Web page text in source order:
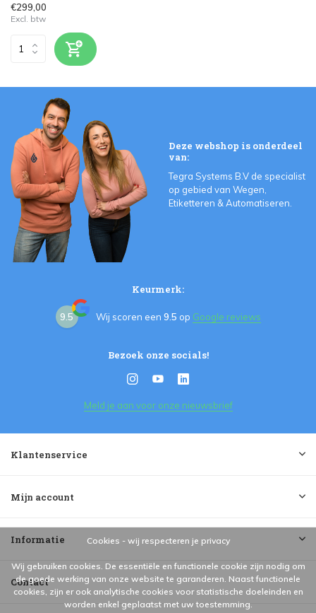
€299,00
Excl. btw
Deze webshop is onderdeel
van:
Tegra Systems B.V de specialist
op gebied van Wegen,
Etiketteren & Automatiseren.
Keurmerk:
9.5 Wij scoren een 9.5 op Google reviews
Bezoek onze socials!
Meld je aan voor onze nieuwsbrief
Klantenservice
Mijn account
Informatie
Contact
Cookies - wij respecteren je privacy
Wij gebruiken cookies. De essentiële en functionele cookie zijn nodig om
de goede werking van onze website te garanderen. Naast functionele
cookies, zijn er ook analytische cookies voor statistische doeleinden en
worden enkel geplaatst met uw toestemming.